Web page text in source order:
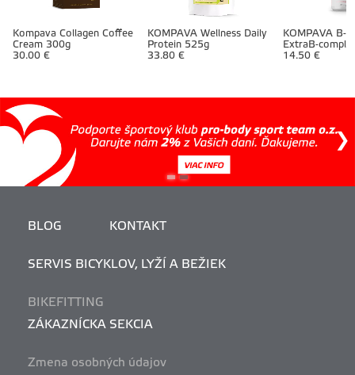
Kompava Collagen Coffee
Cream 300g
30.00 €
KOMPAVA Wellness Daily
Protein 525g
33.80 €
KOMPAVA B-
ExtraB-
kaps
14.50 €
BLOG KONTAKT
SERVIS BICYKLOV, LYŽÍ A BEŽIEK
BIKEFITTING
ZÁKAZNÍCKA SEKCIA
Zmena osobných údajov